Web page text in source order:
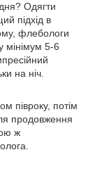
Одягти
підхід в
флебологи
мінімум 5-6
на ніч.
півроку, потім
продовження
ж